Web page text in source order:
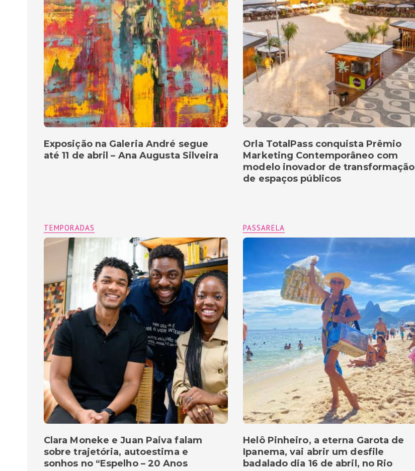
Orla TotalPass conquista Prêmio
Marketing Contemporâneo com
modelo inovador de transformação
de espaços públicos
Exposição na Galeria André segue
até 11 de abril – Ana Augusta Silveira
PASSARELA
Helô Pinheiro, a eterna Garota de
Ipanema, vai abrir um desfile
badalado dia 16 de abril, no Rio
TEMPORADAS
Clara Moneke e Juan Paiva falam
sobre trajetória, autoestima e
sonhos no “Espelho – 20 Anos